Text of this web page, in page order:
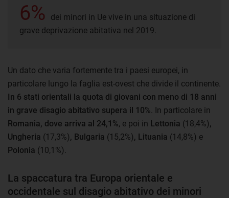
6%
dei minori in Ue vive in una situazione di
grave deprivazione abitativa nel 2019.
Un dato che varia fortemente tra i paesi europei, in
particolare lungo la faglia est-ovest che divide il continente.
In 6 stati orientali la quota di giovani con meno di 18 anni
in grave disagio abitativo supera il 10%. In particolare in
Romania, dove arriva al 24,1%, e poi in Lettonia (18,4%),
Ungheria (17,3%), Bulgaria (15,2%), Lituania (14,8%) e
Polonia (10,1%).
La spaccatura tra Europa orientale e
occidentale sul disagio abitativo dei minori